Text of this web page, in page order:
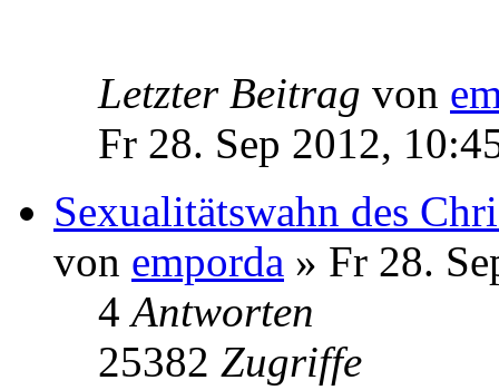
Letzter Beitrag von
Fr 28. Sep 2012,
Sexualitätswahn des
von emporda » Fr 28.
4Antworten
25382 Zugriffe